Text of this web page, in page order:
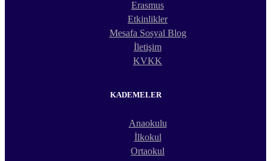
Erasmus
Etkinlikler
Mesafa Sosyal Blog
İletişim
KVKK
KADEMELER
Anaokulu
İlkokul
Ortaokul